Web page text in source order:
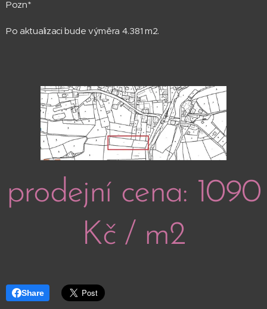
Pozn*
Po aktualizaci bude výměra 4.381 m2.
prodejní cena: 1090
Kč / m2
Share